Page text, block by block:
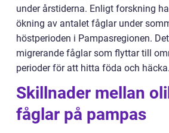
under årstiderna. Enligt forskning
ökning av antalet fåglar under
höstperioden i Pampasregionen.
migrerande fåglar som flyttar till
perioder för att hitta föda och häcka.
Skillnader mellan
fåglar på pampas